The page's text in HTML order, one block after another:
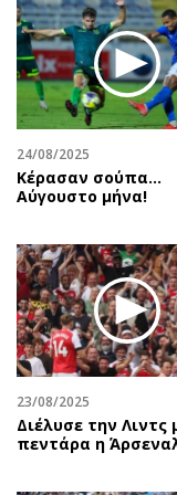
24/08/2025
Κέρασαν σούπα…
Αύγουστο μήνα!
23/08/2025
Διέλυσε την Λιντς
πεντάρα η